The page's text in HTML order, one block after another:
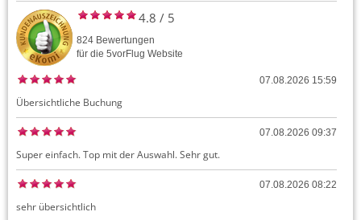
4.8 / 5
824 Bewertungen
für die 5vorFlug Website
07.08.2026 15:59
Übersichtliche Buchung
07.08.2026 09:37
Super einfach. Top mit der Auswahl. Sehr gut.
07.08.2026 08:22
sehr übersichtlich